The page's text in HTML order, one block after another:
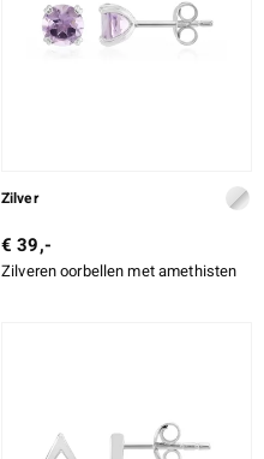
Zilver
€ 39,-
Zilveren oorbellen met amethisten